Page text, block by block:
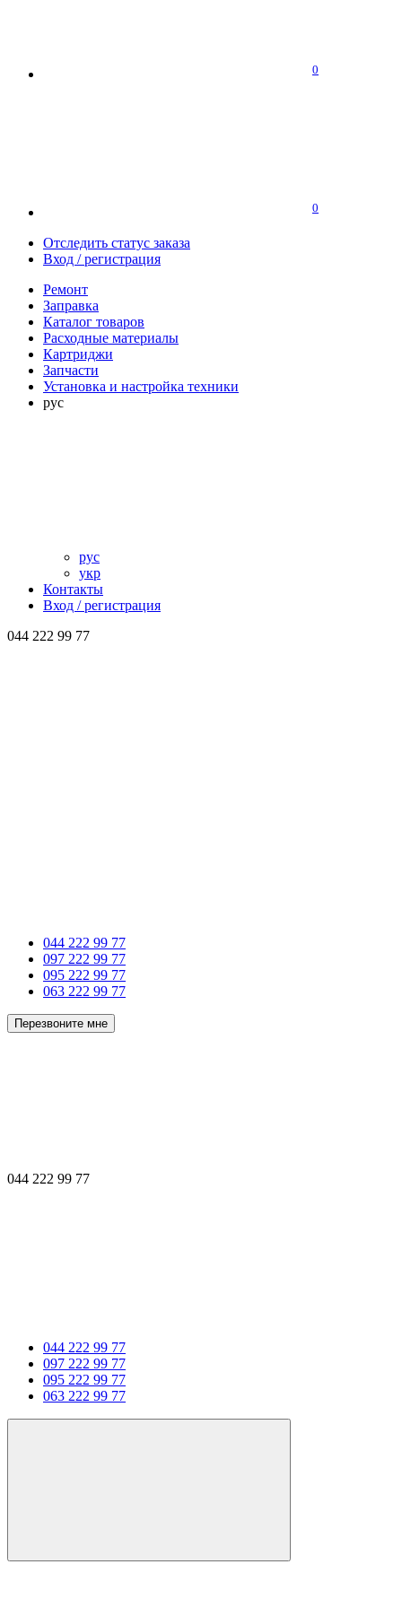
0
0
Отследить статус заказа
Вход / регистрация
Ремонт
Заправка
Каталог товаров
Расходные материалы
Картриджи
Запчасти
Установка и настройка техники
рус
рус
укр
Контакты
Вход / регистрация
044 222 99 77
044 222 99 77
097 222 99 77
095 222 99 77
063 222 99 77
Перезвоните мне
044 222 99 77
044 222 99 77
097 222 99 77
095 222 99 77
063 222 99 77